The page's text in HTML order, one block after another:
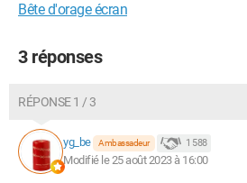
Windows / Edge 115.0.1901.203
Bête d'orage écran
3 réponses
RÉPONSE 1 / 3
yg_be Ambassadeur 1 588
Modifié le 25 août 2023 à 16:00